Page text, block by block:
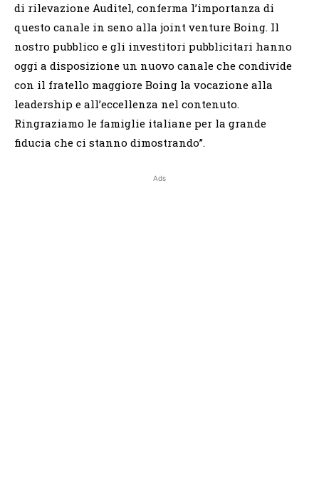
di rilevazione Auditel, conferma l’importanza di
questo canale in seno alla joint venture Boing. Il
nostro pubblico e gli investitori pubblicitari hanno
oggi a disposizione un nuovo canale che condivide
con il fratello maggiore Boing la vocazione alla
leadership e all’eccellenza nel contenuto.
Ringraziamo le famiglie italiane per la grande
fiducia che ci stanno dimostrando”.
Ads